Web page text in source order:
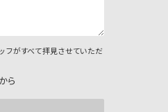
フがすべて拝見させていただ
から